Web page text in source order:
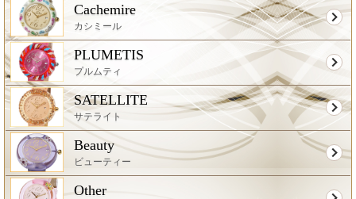
Cachemire
カシミール
PLUMETIS
プルムティ
SATELLITE
サテライト
Beauty
ビューティー
Other